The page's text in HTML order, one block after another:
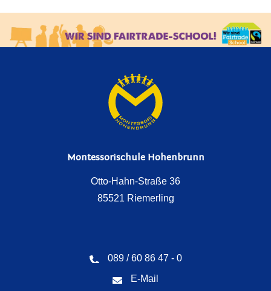
Montessorischule Hohenbrunn
Otto-Hahn-Straße 36
85521 Riemerling
089 / 60 86 47 - 0
E-Mail